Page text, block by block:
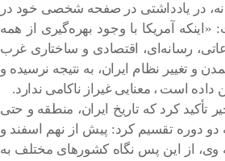
در یادداشتی در صفحه شخصی خود در
آمریکا با وجود بهره‌گیری از همه
رسانه‌ای، اقتصادی و ساختاری غرب
و تغییر نظام ایران، به نتیجه نرسیده و
داده است ، معنایی غیراز ناکامی ندارد.
تأکید کرد که تاریخ ایران، منطقه و حتی
دو دوره تقسیم کرد: پیش از نهم اسفند و
وی، از این پس نگاه کشورهای مختلف به